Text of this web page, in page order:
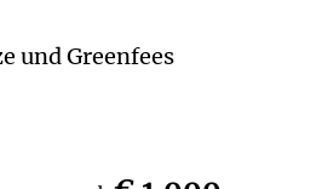
und Greenfees